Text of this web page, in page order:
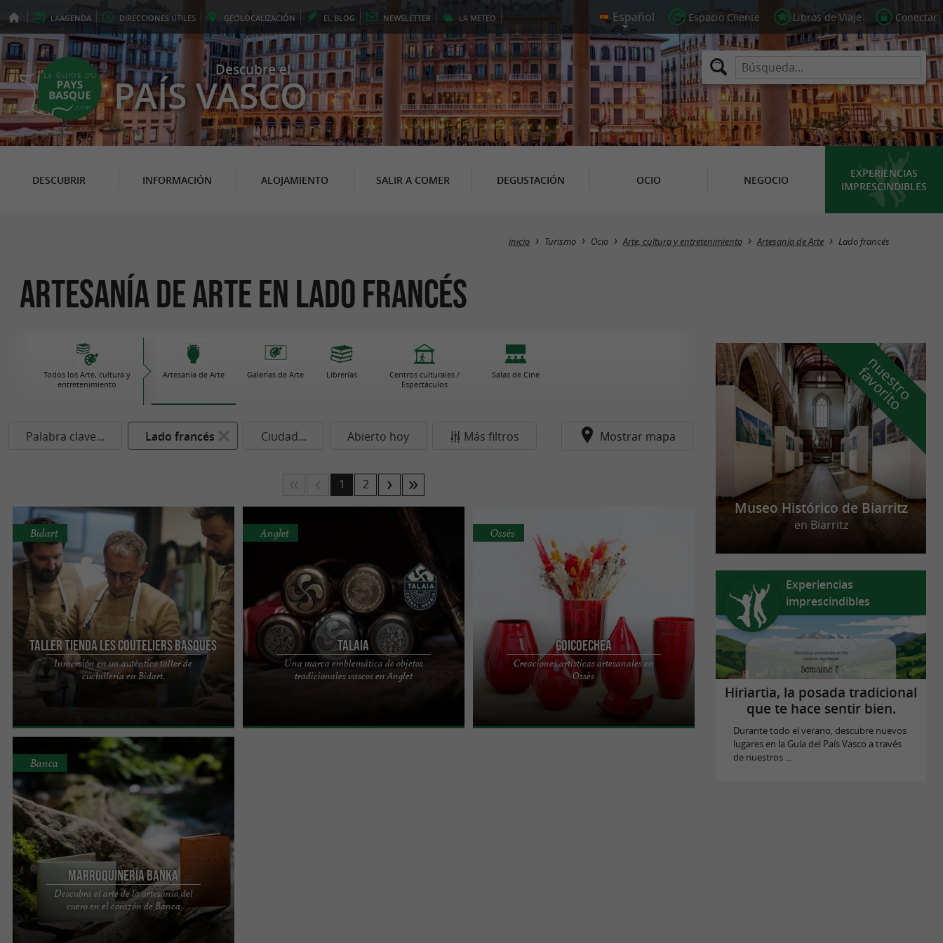
LAAGENDA DIRECCIONES ÚTILES GEOLOCALIZACIÓN EL BLOG NEWSLETTER LA METEO Espacio Cliente Libros de Viaje Conectar
Descubre el
PAÍS VASCO
DESCUBRIR INFORMACIÓN ALOJAMIENTO SALIR A COMER DEGUSTACIÓN OCIO NEGOCIO
EXPERIENCIAS
IMPRESCINDIBLES
Masquer la carte
inicio Turismo Ocio Arte, cultura y entretenimiento Artesanía de Arte Lado francés
Artesanía de Arte en Lado francés
Todos los Arte, cultura y
entretenimiento
Artesanía de Arte Galerías de Arte Librerías
Centros culturales /
Espectáculos
Salas de Cine
Palabra clave... Lado francés Ciudad... Abierto hoy Más filtros Mostrar mapa
1 2
Taller Tienda Les Couteliers Basques
Inmersión en un auténtico taller de
cuchillería en Bidart.
Bidart
PASCAL EXPOSITO Y SU EQUIPO, ARTESANOS DEL
ARTE EN EL PAÍS VASCO Orgullosos de su
TALAIA
Una marca emblemática de objetos
tradicionales vascos en Anglet
Anglet
TALAIA, una marca emblemática del País Vasco
que crea objetos tradicionales de la región en
Goicoechea
Creaciones artísticas artesanales en
Ossès
Ossès
Goicoechea es ante todo un nombre y una
historia familiar de tres generaciones de vascos y
vascas apasionados por ...
Marroquinería Banka
Descubra el arte de la artesanía del
cuero en el corazón de Banca
Banca
EL CONCEPTO Fueron necesarios cuatro años de
investigación para llevar a cabo este proyecto
original, ya que nunca ...
n
u
e
s
t
r
o
f
a
v
o
r
i
t
o
Museo Histórico de Biarritz
en Biarritz
Experiencias
imprescindibles
Hiriartia, la posada tradicional
que te hace sentir bien.
Durante todo el verano, descubre nuevos
lugares en la Guía del País Vasco a través
de nuestros ...